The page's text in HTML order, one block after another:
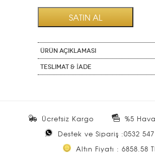
ÜRÜN AÇIKLAMASI
Teslimat & İade
Ücretsiz Kargo
%5
Destek ve Sipariş :0532
Altın Fiyatı : 6858.58